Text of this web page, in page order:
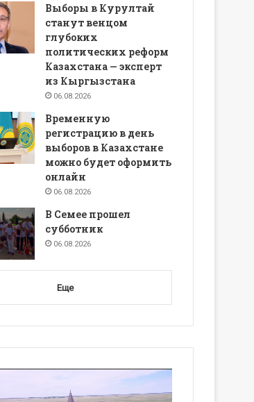
Выборы в Курултай
станут венцом
глубоких
политических реформ
Казахстана — эксперт
из Кыргызстана
06.08.2026
Временную
регистрацию в день
выборов в Казахстане
можно будет оформить
онлайн
06.08.2026
В Семее прошел
субботник
06.08.2026
Еще